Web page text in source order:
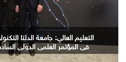
دولار في 2023 إلى 4.8 تريليونات دولار بحلول 2033